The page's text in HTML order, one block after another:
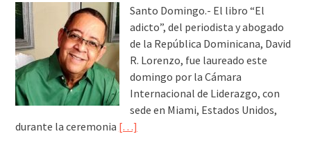
Santo Domingo.- El libro “El
adicto”, del periodista y abogado
de la República Dominicana, David
R. Lorenzo, fue laureado este
domingo por la Cámara
Internacional de Liderazgo, con
sede en Miami, Estados Unidos,
durante la ceremonia […]